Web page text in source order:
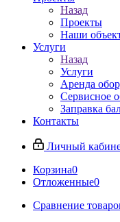
Назад
Проекты
Наши
Услуги
Назад
Услуги
Аренда
Сервисное
Заправка
Контакты
Личный
Корзина0
Отложенные0
Сравнение